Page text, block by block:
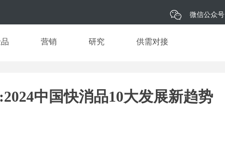
营销 研究 供需对接
微信公众号
中国快消品10大发展新趋势